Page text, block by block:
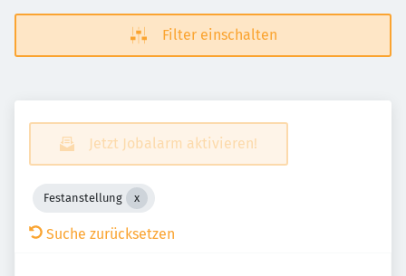
Filter einschalten
Jetzt Jobalarm aktivieren!
Festanstellung
Suche zurücksetzen